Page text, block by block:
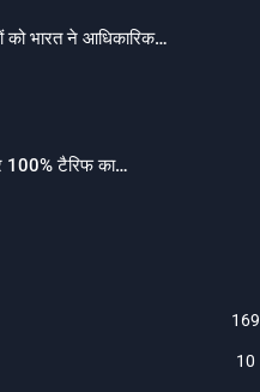
भारत ने आधिकारिक…
100% टैरिफ का…
10